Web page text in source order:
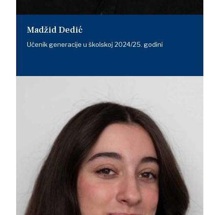
Madžid Dedić
Učenik generacije u školskoj 2024/25. godini